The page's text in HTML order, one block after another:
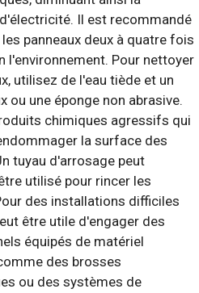
Il est recommandé
panneaux deux à quatre fois
l'environnement. Pour nettoyer
utilisez de l'eau tiède et un
ou une éponge non abrasive.
chimiques agressifs qui
la surface des
tuyau d'arrosage peut
utilisé pour rincer les
des installations difficiles
être utile d'engager des
équipés de matériel
des brosses
ou des systèmes de